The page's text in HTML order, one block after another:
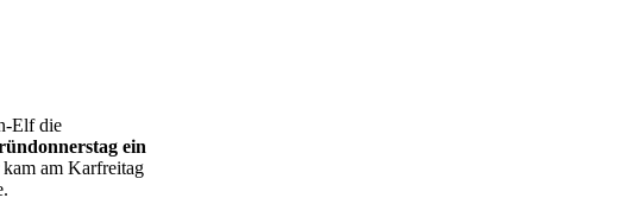
Elf die
ein
kam am Karfreitag